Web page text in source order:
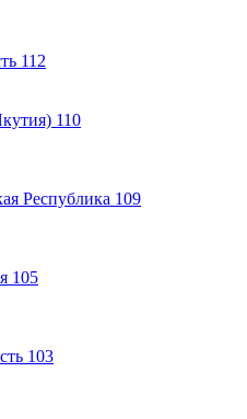
112
110
Республика 109
105
103